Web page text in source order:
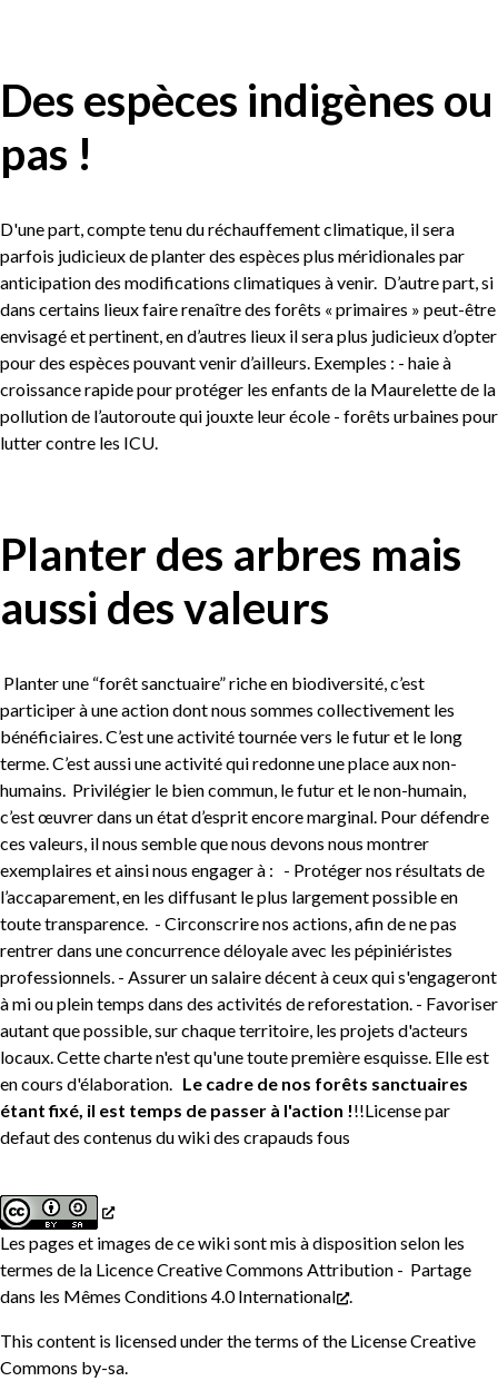
Des espèces indigènes ou
pas !
D'une part, compte tenu du réchauffement climatique, il sera
parfois judicieux de planter des espèces plus méridionales par
anticipation des modifications climatiques à venir. D’autre part, si
dans certains lieux faire renaître des forêts « primaires » peut-être
envisagé et pertinent, en d’autres lieux il sera plus judicieux d’opter
pour des espèces pouvant venir d’ailleurs. Exemples : - haie à
croissance rapide pour protéger les enfants de la Maurelette de la
pollution de l’autoroute qui jouxte leur école - forêts urbaines pour
lutter contre les ICU.
Planter des arbres mais
aussi des valeurs
Planter une “forêt sanctuaire” riche en biodiversité, c’est
participer à une action dont nous sommes collectivement les
bénéficiaires. C’est une activité tournée vers le futur et le long
terme. C’est aussi une activité qui redonne une place aux non-
humains. Privilégier le bien commun, le futur et le non-humain,
c’est œuvrer dans un état d’esprit encore marginal. Pour défendre
ces valeurs, il nous semble que nous devons nous montrer
exemplaires et ainsi nous engager à : - Protéger nos résultats de
l’accaparement, en les diffusant le plus largement possible en
toute transparence. - Circonscrire nos actions, afin de ne pas
rentrer dans une concurrence déloyale avec les pépiniéristes
professionnels. - Assurer un salaire décent à ceux qui s'engageront
à mi ou plein temps dans des activités de reforestation. - Favoriser
autant que possible, sur chaque territoire, les projets d'acteurs
locaux. Cette charte n'est qu'une toute première esquisse. Elle est
en cours d'élaboration. Le cadre de nos forêts sanctuaires
étant fixé, il est temps de passer à l'action !!!License par
defaut des contenus du wiki des crapauds fous
Les pages et images de ce wiki sont mis à disposition selon les
termes de la Licence Creative Commons Attribution - Partage
dans les Mêmes Conditions 4.0 International
.
This content is licensed under the terms of the License Creative
Commons by-sa.